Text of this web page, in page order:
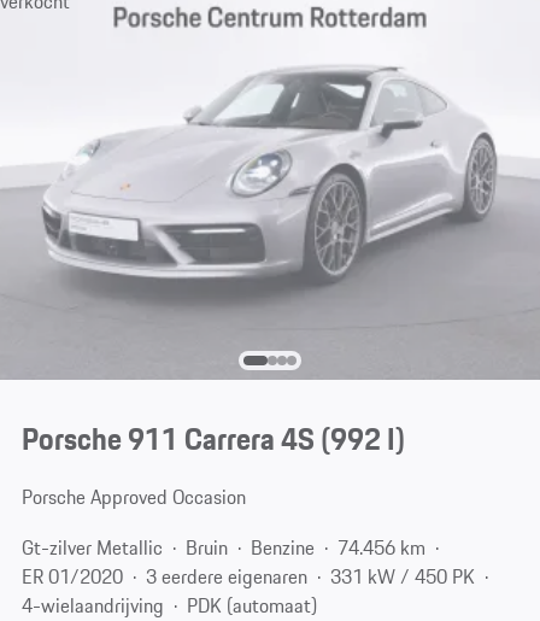
Porsche 911 Carrera 4S(992 I)
Porsche Approved Occasion
Gt-zilver Metallic
Bruin Benzine
74.456 km
ER 01/2020
3 eerdere eigenaren
331 kW / 450 PK
4-wielaandrijving
PDK (automaat)